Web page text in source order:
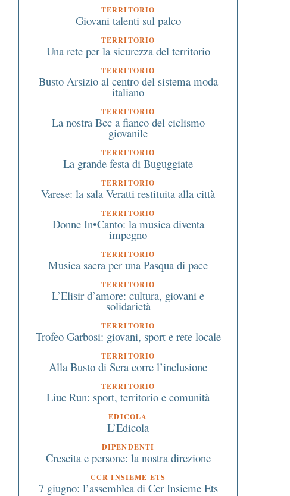
1 Giugno 2024
Solidarietà d’impresa in
rapporto al terzo settore:
stare bene la comunità
25 Maggio 2016
euro alle biblioteche
territorio
TERRITORIO
Giovani talenti sul palco
TERRITORIO
Una rete per la sicurezza del territorio
TERRITORIO
Busto Arsizio al centro del sistema moda
italiano
TERRITORIO
La nostra Bcc a fianco del ciclismo
giovanile
TERRITORIO
La grande festa di Buguggiate
TERRITORIO
Varese: la sala Veratti restituita alla città
TERRITORIO
Donne In•Canto: la musica diventa
impegno
TERRITORIO
Musica sacra per una Pasqua di pace
TERRITORIO
L’Elisir d’amore: cultura, giovani e
solidarietà
TERRITORIO
Trofeo Garbosi: giovani, sport e rete locale
TERRITORIO
Alla Busto di Sera corre l’inclusione
TERRITORIO
Liuc Run: sport, territorio e comunità
EDICOLA
L’Edicola
DIPENDENTI
Crescita e persone: la nostra direzione
CCR INSIEME ETS
7 giugno: l’assemblea di Ccr Insieme Ets